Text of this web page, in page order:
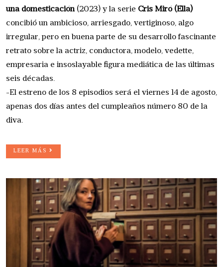
una domesticación(2023) y la serie Cris Miró (Ella)
concibió un ambicioso, arriesgado, vertiginoso, algo
irregular, pero en buena parte de su desarrollo fascinante
retrato sobre la actriz, conductora, modelo, vedette,
empresaria e insoslayable figura mediática de las últimas
seis décadas.
-El estreno de los 8 episodios será el viernes 14 de agosto,
apenas dos días antes del cumpleaños número 80 de la
diva.
LEER MÁS